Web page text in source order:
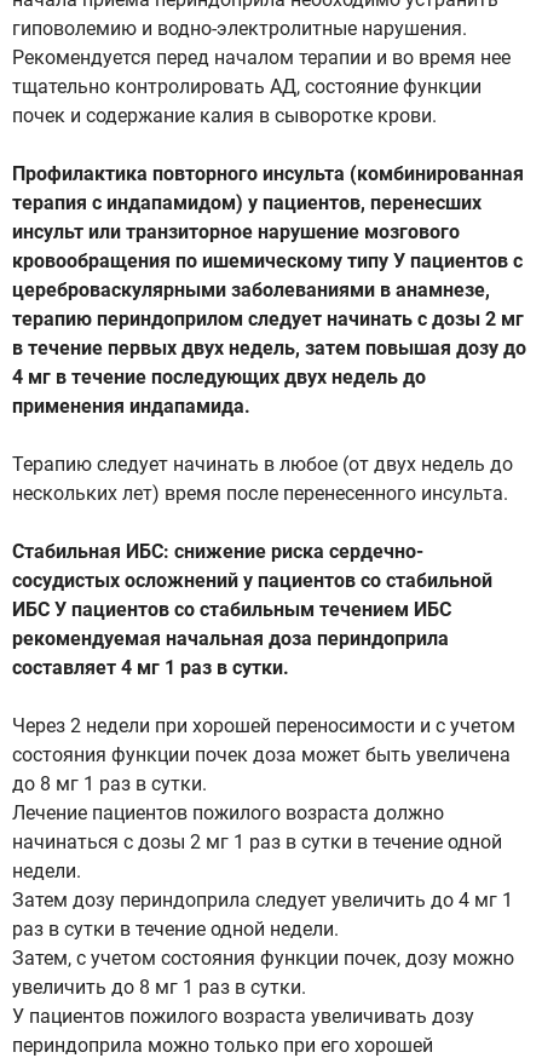
гиповолемию и водно-электролитные нарушения.
Рекомендуется перед началом терапии и во время нее
тщательно контролировать АД, состояние функции
почек и содержание калия в сыворотке крови.
Профилактика повторного инсульта (комбинированная
терапия с индапамидом) у пациентов, перенесших
инсульт или транзиторное нарушение мозгового
кровообращения по ишемическому типу У пациентов с
цереброваскулярными заболеваниями в анамнезе,
терапию периндоприлом следует начинать с дозы 2 мг
в течение первых двух недель, затем повышая дозу до
4 мг в течение последующих двух недель до
применения индапамида.
Терапию следует начинать в любое (от двух недель до
нескольких лет) время после перенесенного инсульта.
Стабильная ИБС: снижение риска сердечно-
сосудистых осложнений у пациентов со стабильной
ИБС У пациентов со стабильным течением ИБС
рекомендуемая начальная доза периндоприла
составляет 4 мг 1 раз в сутки.
Через 2 недели при хорошей переносимости и с учетом
состояния функции почек доза может быть увеличена
до 8 мг 1 раз в сутки.
Лечение пациентов пожилого возраста должно
начинаться с дозы 2 мг 1 раз в сутки в течение одной
недели.
Затем дозу периндоприла следует увеличить до 4 мг 1
раз в сутки в течение одной недели.
Затем, с учетом состояния функции почек, дозу можно
увеличить до 8 мг 1 раз в сутки.
У пациентов пожилого возраста увеличивать дозу
периндоприла можно только при его хорошей